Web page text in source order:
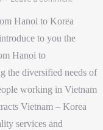
Hanoi to Korea
to you the
Hanoi to
the diversified needs of
working in Vietnam
Vietnam – Korea
services and